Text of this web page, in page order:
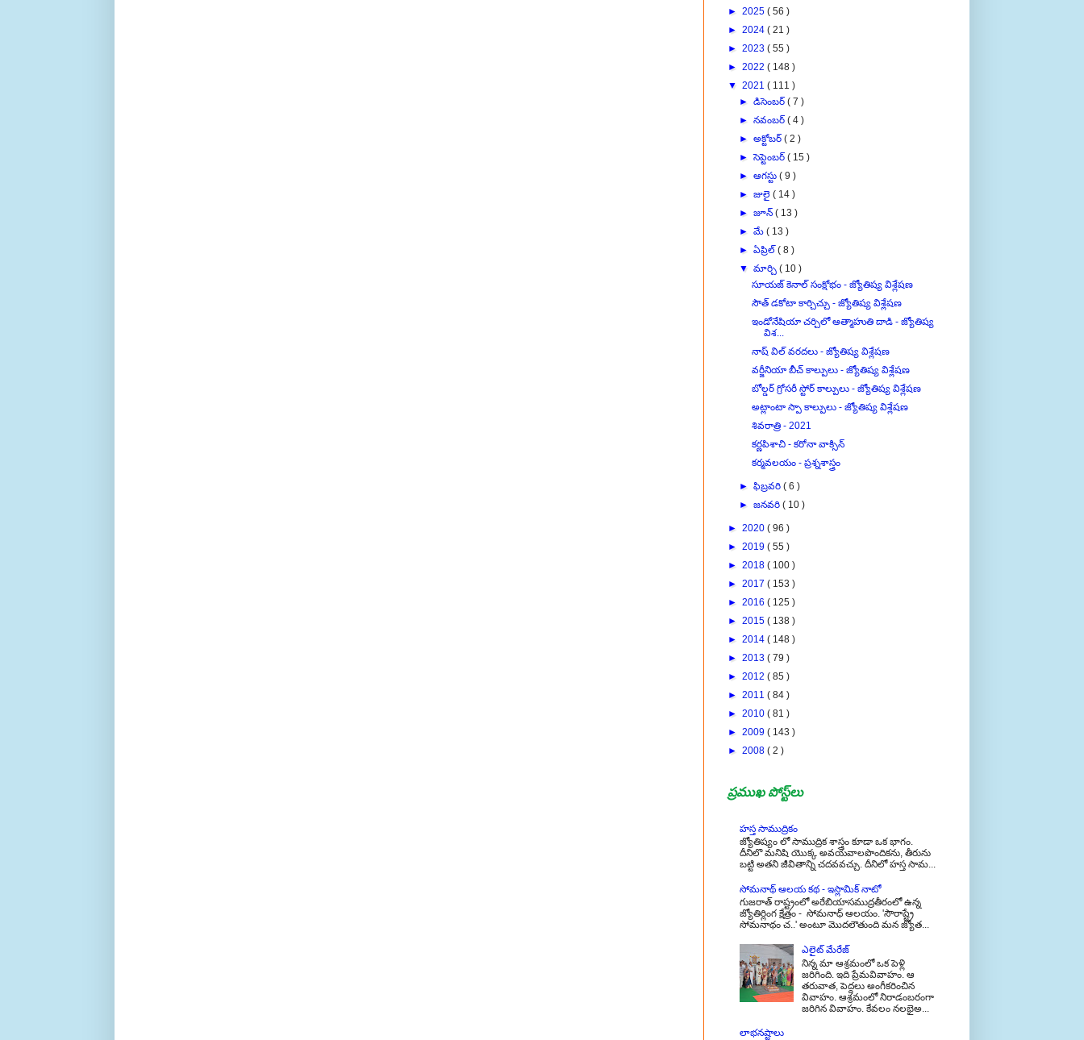
► 2025 ( 56 )
► 2024 ( 21 )
► 2023 ( 55 )
► 2022 ( 148 )
▼ 2021 ( 111 )
►డిసెంబర్( 7 )
►నవంబర్( 4 )
►అక్టోబర్( 2 )
►సెప్టెంబర్( 15 )
►ఆగస్టు( 9 )
►జులై( 14 )
►జూన్( 13 )
►మే( 13 )
►ఏప్రిల్( 8 )
▼మార్చి( 10 )
సూయజ్ కెనాల్ సంక్షోభం - జ్యోతిష్య విశ్లేషణ
సౌత్ డకోటా కార్చిచ్చు - జ్యోతిష్య విశ్లేషణ
ఇండోనేషియా చర్చిలో ఆత్మాహుతి దాడి - జ్యోతిష్య
విశ...
నాష్ విల్ వరదలు - జ్యోతిష్య విశ్లేషణ
వర్జీనియా బీచ్ కాల్పులు - జ్యోతిష్య విశ్లేషణ
బోల్డర్ గ్రోసరీ స్టోర్ కాల్పులు - జ్యోతిష్య విశ్లేషణ
అట్లాంటా స్పా కాల్పులు - జ్యోతిష్య విశ్లేషణ
శివరాత్రి - 2021
కర్ణపిశాచి - కరోనా వాక్సిన్
కర్మవలయం - ప్రశ్నశాస్త్రం
►ఫిబ్రవరి( 6 )
►జనవరి( 10 )
► 2020 ( 96 )
► 2019 ( 55 )
► 2018 ( 100 )
► 2017 ( 153 )
► 2016 ( 125 )
► 2015 ( 138 )
► 2014 ( 148 )
► 2013 ( 79 )
► 2012 ( 85 )
► 2011 ( 84 )
► 2010 ( 81 )
► 2009 ( 143 )
► 2008 ( 2 )
ప్రముఖ పోస్ట్‌లు
హస్త సాముద్రికం
జ్యోతిష్యం లో సాముద్రిక శాస్త్రం కూడా ఒక భాగం.
దీనిలొ మనిషి యొక్క అవయవాలపొందికను, తీరును
బట్టి అతని జీవితాన్ని చదవవచ్చు. దీనిలో హస్త సామ...
సోమనాథ్ ఆలయ కథ - ఇస్లామిక్ నాటో
గుజరాత్ రాష్ట్రంలో అరేబియాసముద్రతీరంలో ఉన్న
జ్యోతిర్లింగ క్షేత్రం - సోమనాధ్ ఆలయం. 'సౌరాష్ట్రే
సోమనాథం చ..' అంటూ మొదలౌతుంది మన జ్యోత...
ఎలైట్ మేరేజ్
నిన్న మా ఆశ్రమంలో ఒక పెళ్లి
జరిగింది. ఇది ప్రేమవివాహం. ఆ
తరువాత, పెద్దలు అంగీకరించిన
వివాహం. ఆశ్రమంలో నిరాడంబరంగా
జరిగిన వివాహం. కేవలం నలభైఅ...
లాభనష్టాలు